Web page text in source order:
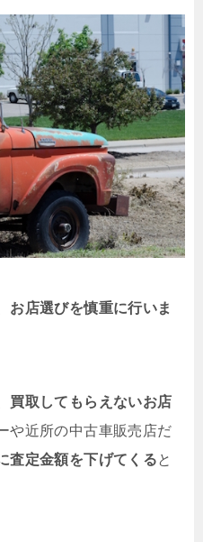
お店選びを慎重に行いま
買取してもらえないお店
や近所の中古車販売店だ
査定金額を下げてくると